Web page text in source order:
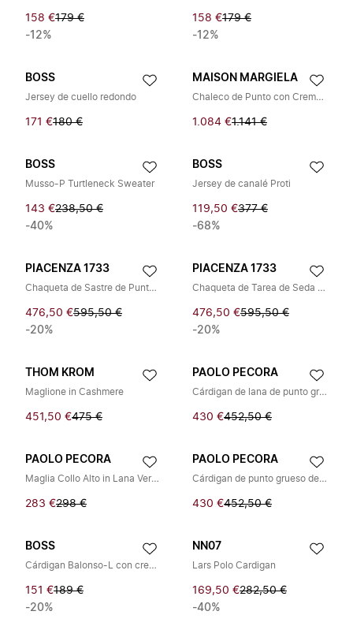
158 €179 €
-12%
158 €179 €
-12%
BOSS
Jersey de cuello redondo
171 €180 €
MAISON MARGIELA
Chaleco de Punto con Cremallera
1.084 €1.141 €
BOSS
Musso-P Turtleneck Sweater
143 €238,50 €
-40%
BOSS
Jersey de canalé Proti
119,50 €377 €
-68%
PIACENZA 1733
Chaqueta de Sastre de Punto de Seda y Algodón
476,50 €595,50 €
-20%
PIACENZA 1733
Chaqueta de Tarea de Seda y Lino
476,50 €595,50 €
-20%
THOM KROM
Maglione in Cashmere
451,50 €475 €
PAOLO PECORA
Cárdigan de lana de punto grueso
430 €452,50 €
PAOLO PECORA
Maglia Collo Alto in Lana Vergine
283 €298 €
PAOLO PECORA
Cárdigan de punto grueso de lana
430 €452,50 €
BOSS
Cárdigan Balonso-L con cremallera completa
151 €189 €
-20%
NN07
Lars Polo Cardigan
169,50 €282,50 €
-40%